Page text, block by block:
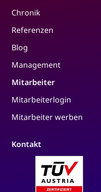
Chronik
Referenzen
Blog
Management
Mitarbeiter
Mitarbeiterlogin
Mitarbeiter werben
Kontakt